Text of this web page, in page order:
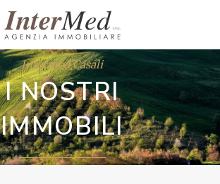
Intermed Casali
I NOSTRI
IMMOBILI